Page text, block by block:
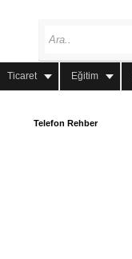
Ticaret Eğitim
Telefon Rehber